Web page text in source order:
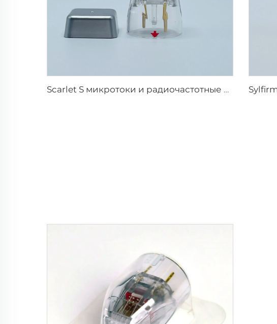
Scarlet S микротоки и радиочастотные биполярные электроды, расходуемый наконечник 25pin